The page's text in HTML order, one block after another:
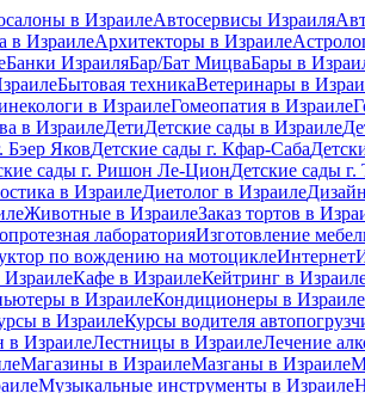
в ИзраилеАвтосервисы Израиля
в ИзраилеАрхитекторы в Израиле
Банки ИзраиляБар/Бат МицваБары в
Бытовая техникаВетеринары в
в ИзраилеГомеопатия в Израиле
в ИзраилеДетиДетские сады в Израиле
Бэер ЯковДетские сады г. Кфар-Саба
сады г. Ришон Ле-ЦионДетские сады г.
в ИзраилеДиетолог в Израиле
Животные в ИзраилеЗаказ тортов в
лабораторияИзготовление
по вождению на мотоциклеИнтернет
ИзраилеКафе в ИзраилеКейтринг в
в ИзраилеКондиционеры в Израиле
в ИзраилеКурсы водителя
в ИзраилеЛестницы в ИзраилеЛечение
Магазины в ИзраилеМазганы в Израиле
Музыкальные инструменты в Израиле